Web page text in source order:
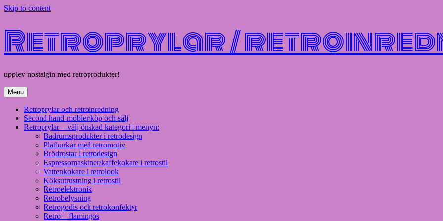
Skip to content
Retroprylar /
upplev nostalgin med retroprodukter!
Menu
Retroprylar och retroinredning
Second hand-möbler/köp och sälj
Retroprylar – välj önskad kategori i menyn:
Badrumsprodukter i retrodesign
Plåtburkar med retromotiv
Brödrostar i retrodesign
Espressomaskiner/kaffekokare i retrostil
Vattenkokare i retrolook
Köksutrustning i retrostil
Retroelektronik
Retrobelysning
Retrogodis och retrokonfektyr
Retro – flamingos